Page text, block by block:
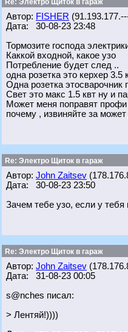
Re: Электро Щиток в гараж
Автор: FISHER
Дата: 30-08-23 23:48
Тормозите господа
Каккой входной, какое узо
Потребление будет след ..
одна розетка это керхер 3.5
Одна розетка
Свет это макс 1.5 квт ну и
Может меня поправят профи
почему , извиняйте за
Re: Электро Щиток в гараж
Автор: John Zaitsev
Дата: 30-08-23 23:50
Зачем тебе узо, если у тебя
Re: Электро Щиток в гараж
Автор: John Zaitsev
Дата: 31-08-23 00:05
s@nches писал:
> Лентяй!))))